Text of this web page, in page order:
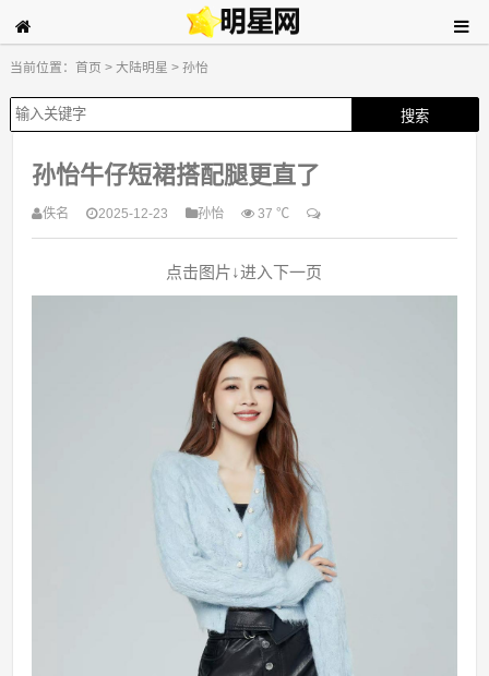
当前位置： 首页 > 大陆明星 > 孙怡
孙怡牛仔短裙搭配腿更直了
佚名 2025-12-23 孙怡 37 ℃
点击图片↓进入下一页